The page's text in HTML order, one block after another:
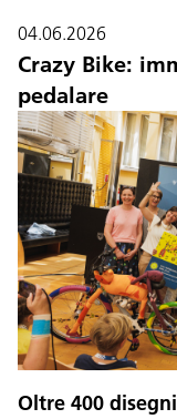
04.06.2026
Crazy Bike:
pedalare
Oltre 400